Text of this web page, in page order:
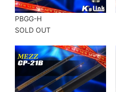
PBGG-H
SOLD OUT